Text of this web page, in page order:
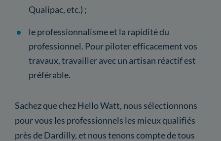
Qualipac, etc.) ;
le professionnalisme et la rapidité du
professionnel. Pour piloter efficacement vos
travaux, travailler avec un artisan réactif est
préférable.
Sachez que chez Hello Watt, nous sélectionnons
pour vous les professionnels les mieux qualifiés
près de Dardilly, et nous tenons compte de tous